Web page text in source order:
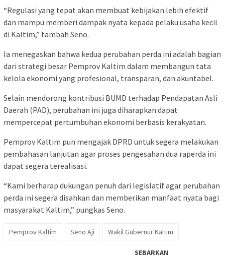
“Regulasi yang tepat akan membuat kebijakan lebih efektif
dan mampu memberi dampak nyata kepada pelaku usaha kecil
di Kaltim,” tambah Seno.
Ia menegaskan bahwa kedua perubahan perda ini adalah bagian
dari strategi besar Pemprov Kaltim dalam membangun tata
kelola ekonomi yang profesional, transparan, dan akuntabel.
Selain mendorong kontribusi BUMD terhadap Pendapatan Asli
Daerah (PAD), perubahan ini juga diharapkan dapat
mempercepat pertumbuhan ekonomi berbasis kerakyatan.
Pemprov Kaltim pun mengajak DPRD untuk segera melakukan
pembahasan lanjutan agar proses pengesahan dua raperda ini
dapat segera terealisasi.
“Kami berharap dukungan penuh dari legislatif agar perubahan
perda ini segera disahkan dan memberikan manfaat nyata bagi
masyarakat Kaltim,” pungkas Seno.
Pemprov Kaltim Seno Aji Wakil Gubernur Kaltim
SEBARKAN